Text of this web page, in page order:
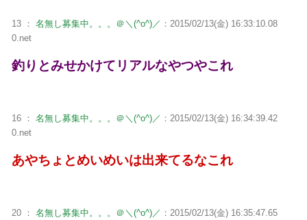
13 ： 名無し募集中。。。＠＼(^o^)／ ：2015/02/13(金) 16:33:10.08
0.net
釣りとみせかけてリアルなやつやこれ
16 ： 名無し募集中。。。＠＼(^o^)／ ：2015/02/13(金) 16:34:39.42
0.net
あやちょとめいめいは出来てるなこれ
20 ： 名無し募集中。。。＠＼(^o^)／ ：2015/02/13(金) 16:35:47.65